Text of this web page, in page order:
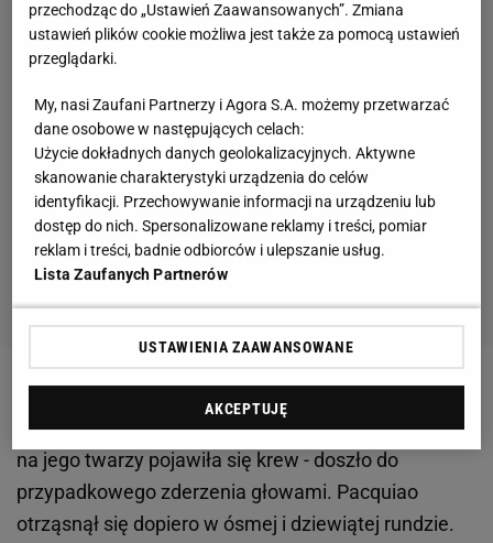
znaleźć właściwego rytmuwalki. W szóstej rundzie
na jego twarzy pojawiła się krew - doszło do
przypadkowego zderzenia głowami. Pacquiao
otrząsnął się dopiero w ósmej i dziewiątej rundzie.
przechodząc do „Ustawień Zaawansowanych”. Zmiana
ustawień plików cookie możliwa jest także za pomocą ustawień
przeglądarki.
My, nasi Zaufani Partnerzy i Agora S.A. możemy przetwarzać
dane osobowe w następujących celach:
Użycie dokładnych danych geolokalizacyjnych. Aktywne
skanowanie charakterystyki urządzenia do celów
identyfikacji. Przechowywanie informacji na urządzeniu lub
dostęp do nich. Spersonalizowane reklamy i treści, pomiar
reklam i treści, badnie odbiorców i ulepszanie usług.
Lista Zaufanych Partnerów
USTAWIENIA ZAAWANSOWANE
AKCEPTUJĘ